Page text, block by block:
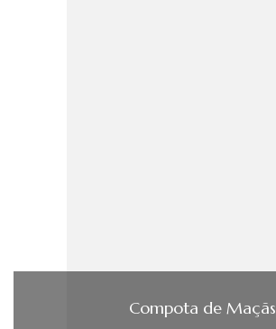
Compota de Maçãs